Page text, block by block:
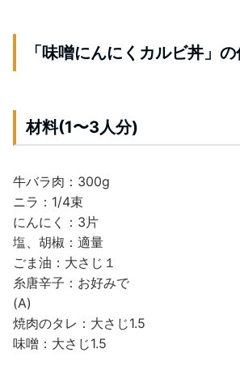
「味噌にんにくカルビ丼」
材料(1〜3人分)
牛バラ肉：300g
ニラ：1/4束
にんにく：3片
塩、胡椒：適量
ごま油：大さじ１
糸唐辛子：お好みで
(A)
焼肉のタレ：大さじ1.5
味噌：大さじ1.5